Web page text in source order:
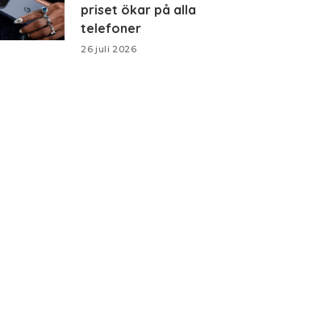
priset ökar på alla
telefoner
26 juli 2026